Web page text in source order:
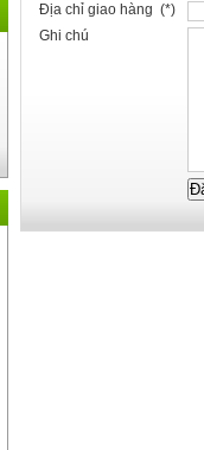
Địa chỉ giao hàng (*)
Ghi chú